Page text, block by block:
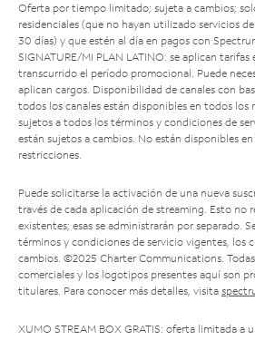
Oferta por tiempo limitado; sujeta a cambios;
residenciales (que no hayan utilizado servicios
30 días) y que estén al día en pagos con
SIGNATURE/MI PLAN LATINO: se aplican tarifas
transcurrido el período promocional. Puede
aplican cargos. Disponibilidad de canales con
todos los canales están disponibles en todos los
sujetos a todos los términos y condiciones de
están sujetos a cambios. No están disponibles en
restricciones.
Puede solicitarse la activación de una nueva
través de cada aplicación de streaming. Esto no
existentes; esas se administrarán por separado.
términos y condiciones de servicio vigentes, los
cambios. ©2025 Charter Communications. Todas
comerciales y los logotipos presentes aquí son
titulares. Para conocer más detalles, visita
XUMO STREAM BOX GRATIS: oferta limitada a